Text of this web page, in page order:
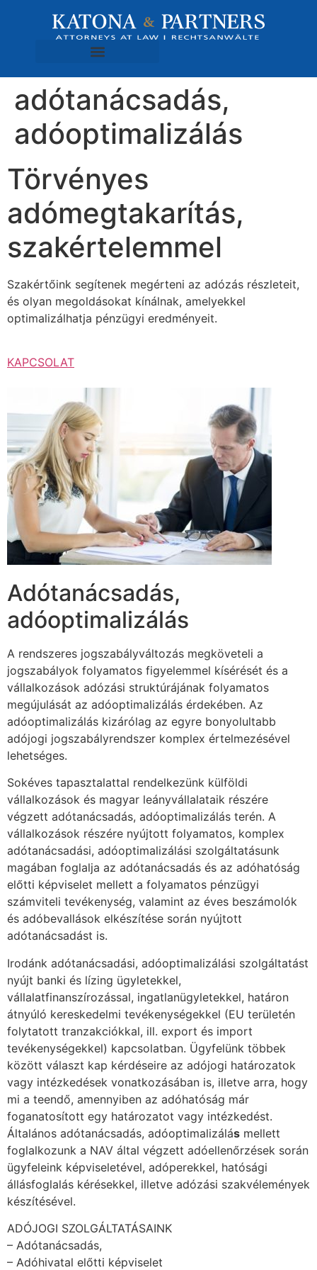
adótanácsadás,
adóoptimalizálás
Törvényes
adómegtakarítás,
szakértelemmel
Szakértőink segítenek megérteni az adózás részleteit,
és olyan megoldásokat kínálnak, amelyekkel
optimalizálhatja pénzügyi eredményeit.
KAPCSOLAT
Adótanácsadás,
adóoptimalizálás
A rendszeres jogszabályváltozás megköveteli a
jogszabályok folyamatos figyelemmel kísérését és a
vállalkozások adózási struktúrájának folyamatos
megújulását az adóoptimalizálás érdekében. Az
adóoptimalizálás kizárólag az egyre bonyolultabb
adójogi jogszabályrendszer komplex értelmezésével
lehetséges.
Sokéves tapasztalattal rendelkezünk külföldi
vállalkozások és magyar leányvállalataik részére
végzett adótanácsadás, adóoptimalizálás terén. A
vállalkozások részére nyújtott folyamatos, komplex
adótanácsadási, adóoptimalizálási szolgáltatásunk
magában foglalja az adótanácsadás és az adóhatóság
előtti képviselet mellett a folyamatos pénzügyi
számviteli tevékenység, valamint az éves beszámolók
és adóbevallások elkészítése során nyújtott
adótanácsadást is.
Irodánk adótanácsadási, adóoptimalizálási szolgáltatást
nyújt banki és lízing ügyletekkel,
vállalatfinanszírozással, ingatlanügyletekkel, határon
átnyúló kereskedelmi tevékenységekkel (EU területén
folytatott tranzakciókkal, ill. export és import
tevékenységekkel) kapcsolatban. Ügyfelünk többek
között választ kap kérdéseire az adójogi határozatok
vagy intézkedések vonatkozásában is, illetve arra, hogy
mi a teendő, amennyiben az adóhatóság már
foganatosított egy határozatot vagy intézkedést.
Általános adótanácsadás, adóoptimalizálás mellett
foglalkozunk a NAV által végzett adóellenőrzések során
ügyfeleink képviseletével, adóperekkel, hatósági
állásfoglalás kérésekkel, illetve adózási szakvélemények
készítésével.
ADÓJOGI SZOLGÁLTATÁSAINK
– Adótanácsadás,
– Adóhivatal előtti képviselet